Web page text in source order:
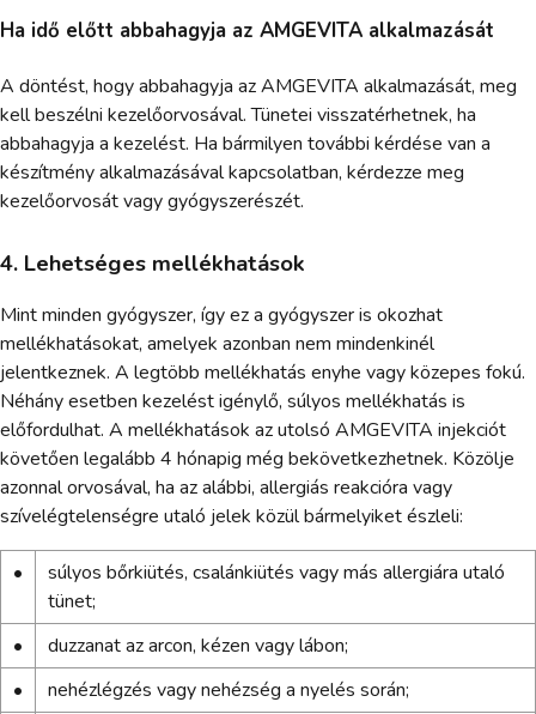
Ha idő előtt abbahagyja az AMGEVITA alkalmazását
A döntést, hogy abbahagyja az AMGEVITA alkalmazását, meg
kell beszélni kezelőorvosával. Tünetei visszatérhetnek, ha
abbahagyja a kezelést. Ha bármilyen további kérdése van a
készítmény alkalmazásával kapcsolatban, kérdezze meg
kezelőorvosát vagy gyógyszerészét.
4. Lehetséges mellékhatások
Mint minden gyógyszer, így ez a gyógyszer is okozhat
mellékhatásokat, amelyek azonban nem mindenkinél
jelentkeznek. A legtöbb mellékhatás enyhe vagy közepes fokú.
Néhány esetben kezelést igénylő, súlyos mellékhatás is
előfordulhat. A mellékhatások az utolsó AMGEVITA injekciót
követően legalább 4 hónapig még bekövetkezhetnek. Közölje
azonnal orvosával, ha az alábbi, allergiás reakcióra vagy
szívelégtelenségre utaló jelek közül bármelyiket észleli:
•
súlyos bőrkiütés, csalánkiütés vagy más allergiára utaló
tünet;
•
duzzanat az arcon, kézen vagy lábon;
•
nehézlégzés vagy nehézség a nyelés során;